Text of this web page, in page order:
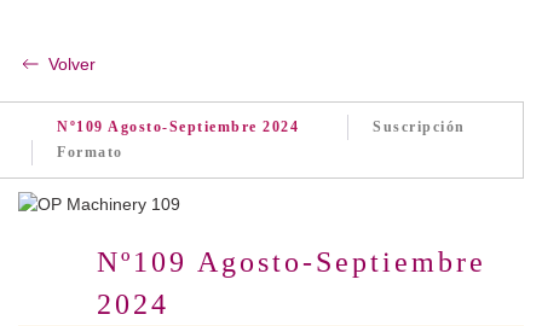
Volver
Nº109 Agosto-Septiembre 2024
Suscripción
Formato
Nº109 Agosto-Septiembre
2024